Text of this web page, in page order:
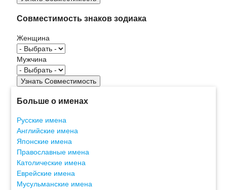
Совместимость знаков зодиака
Женщина
Мужчина
Больше о именах
Русские имена
Английские имена
Японские имена
Православные имена
Католические имена
Еврейские имена
Мусульманские имена